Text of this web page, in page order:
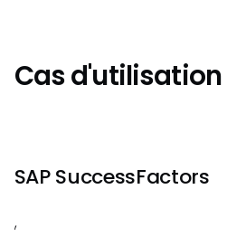
Cas d'utilisation
SAP SuccessFactors
,​